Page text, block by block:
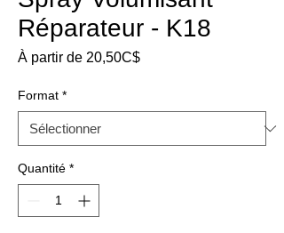
Réparateur - K18
À partir de 20,50C$Prix
Format *
Quantité *